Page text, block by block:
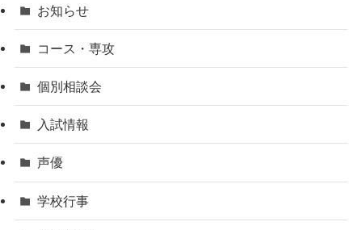
お知らせ
コース・専攻
個別相談会
入試情報
声優
学校行事